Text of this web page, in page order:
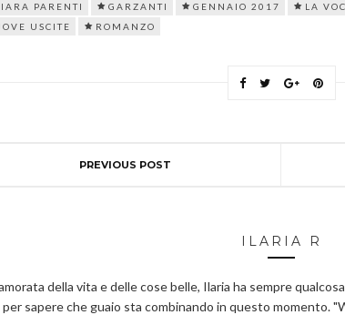
PARENTI GARZANTI GENNAIO 2017
LA
USCITE
ROMANZO
PREVIOUS POST
ILARIA R
della vita e delle cose belle, Ilaria ha sempre
per sapere che guaio sta combinando in questo momento.